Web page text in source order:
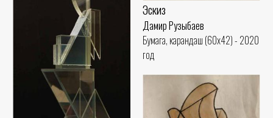
Эскиз
Дамир Рузыбаев
Бумага, карандаш (60x42) - 2020
год